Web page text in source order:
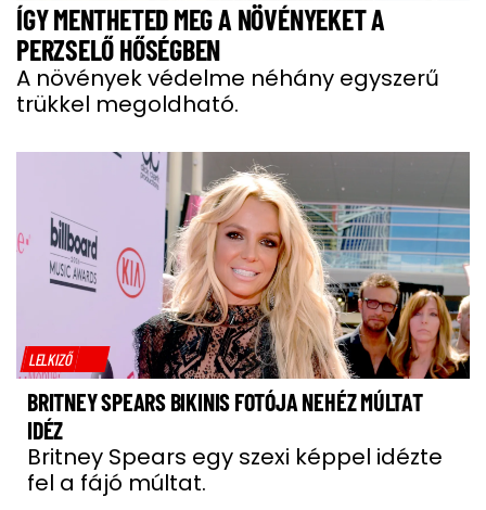
ÍGY MENTHETED MEG A NÖVÉNYEKET A
PERZSELŐ HŐSÉGBEN
A növények védelme néhány egyszerű
trükkel megoldható.
LELKIZŐ
BRITNEY SPEARS BIKINIS FOTÓJA NEHÉZ MÚLTAT
IDÉZ
Britney Spears egy szexi képpel idézte
fel a fájó múltat.